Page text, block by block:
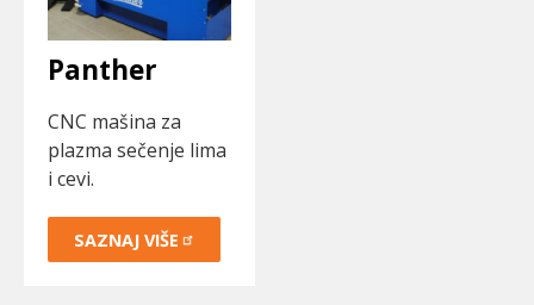
Panther
CNC mašina za
plazma sečenje lima
i cevi.
SAZNAJ VIŠE